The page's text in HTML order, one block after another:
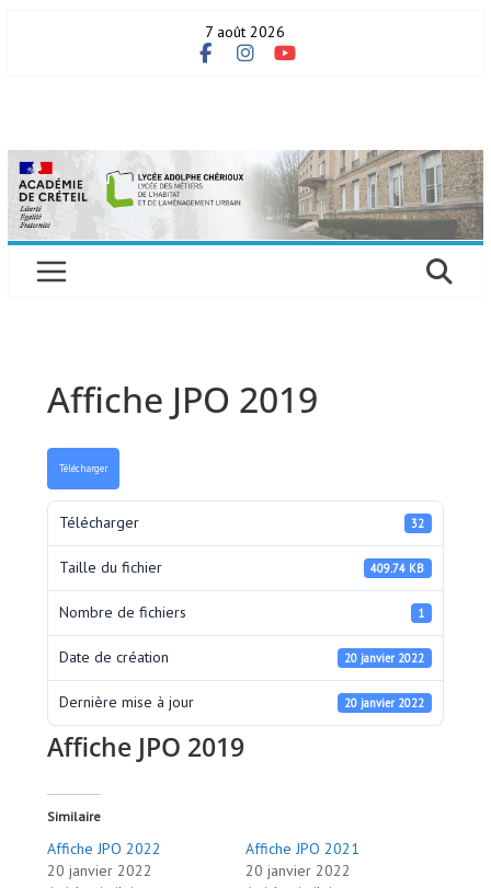
7 août 2026
Affiche JPO 2019
Télécharger
Télécharger 32
Taille du fichier 409.74 KB
Nombre de fichiers 1
Date de création 20 janvier 2022
Dernière mise à jour 20 janvier 2022
Affiche JPO 2019
Similaire
Affiche JPO 2022
20 janvier 2022
Affiche JPO 2021
20 janvier 2022